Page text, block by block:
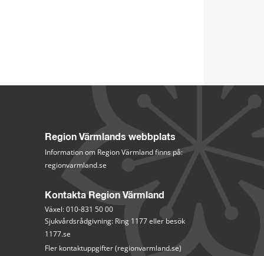
Region Värmlands webbplats
Information om Region Värmland finns på:
regionvarmland.se
Kontakta Region Värmland
Växel: 010-831 50 00
Sjukvårdsrådgivning: Ring 1177 eller besök
1177.se
Fler kontaktuppgifter (regionvarmland.se)